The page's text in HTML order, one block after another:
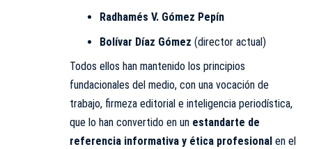
Radhamés V. Gómez Pepín
Bolívar Díaz Gómez (director actual)
Todos ellos han mantenido los principios
fundacionales del medio, con una vocación de
trabajo, firmeza editorial e inteligencia periodística,
que lo han convertido en un estandarte de
referencia informativa y ética profesional en el